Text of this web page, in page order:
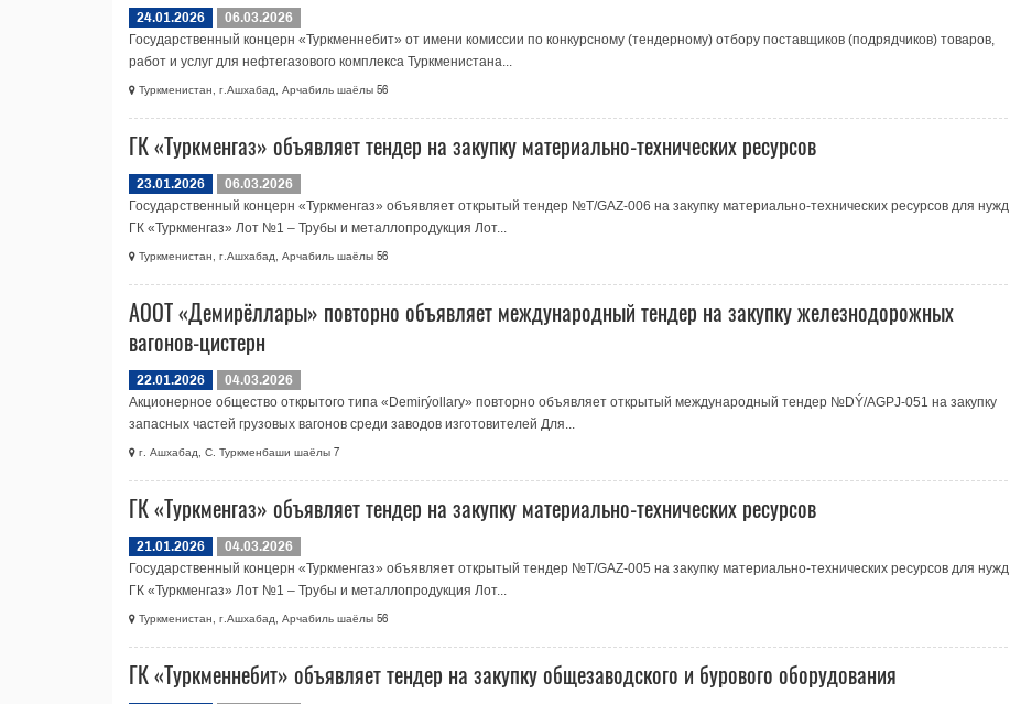
24.01.2026
06.03.2026
Государственный концерн «Туркменнебит» от имени комиссии по конкурсному (тендерному) отбору поставщиков (подрядчиков) товаров,
работ и услуг для нефтегазового комплекса Туркменистана...
Туркменистан, г.Ашхабад, Арчабиль шаёлы 56
ГК «Туркменгаз» объявляет тендер на закупку материально-технических ресурсов
23.01.2026
06.03.2026
Государственный концерн «Туркменгаз» объявляет открытый тендер №T/GAZ-006 на закупку материально-технических ресурсов для нужд
ГК «Туркменгаз» Лот №1 – Трубы и металлопродукция Лот...
Туркменистан, г.Ашхабад, Арчабиль шаёлы 56
АООТ «Демирёллары» повторно объявляет международный тендер на закупку железнодорожных
вагонов-цистерн
22.01.2026
04.03.2026
Акционерное общество открытого типа «Demirýollary» повторно объявляет открытый международный тендер №DÝ/AGPJ-051 на закупку
запасных частей грузовых вагонов среди заводов изготовителей Для...
г. Ашхабад, С. Туркменбаши шаёлы 7
ГК «Туркменгаз» объявляет тендер на закупку материально-технических ресурсов
21.01.2026
04.03.2026
Государственный концерн «Туркменгаз» объявляет открытый тендер №T/GAZ-005 на закупку материально-технических ресурсов для нужд
ГК «Туркменгаз» Лот №1 – Трубы и металлопродукция Лот...
Туркменистан, г.Ашхабад, Арчабиль шаёлы 56
ГК «Туркменнебит» объявляет тендер на закупку общезаводского и бурового оборудования